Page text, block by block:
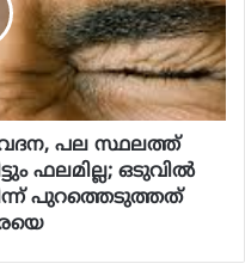
പല സ്ഥലത്ത്
ഫലമില്ല; ഒടുവിൽ
പുറത്തെടുത്തത്